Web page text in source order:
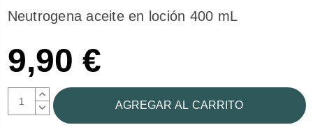
Neutrogena aceite en loción 400 mL
9,90 €
AUMENTAR
CANTIDAD:
DISMINUIR
CANTIDAD: